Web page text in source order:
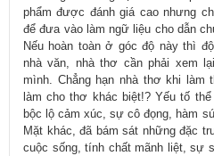
phẩm được đánh giá cao nhưng
để đưa vào làm ngữ liệu cho dẫn
Nếu hoàn toàn ở góc độ này thì
nhà văn, nhà thơ cần phải xem
mình. Chẳng hạn nhà thơ khi làm
làm cho thơ khác biệt!? Yếu tố
bộc lộ cảm xúc, sự cô đọng, hàm
Mặt khác, đã bám sát những đặc
cuộc sống, tính chất mãnh liệt, sự